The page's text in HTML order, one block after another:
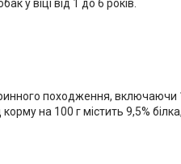
у віці від 1 до 6 років.
походження,
на 100 г містить 9,5%